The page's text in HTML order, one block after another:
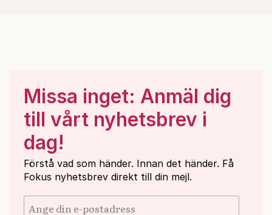
Missa inget: Anmäl dig
till vårt nyhetsbrev i
dag!
Förstå vad som händer. Innan det händer. Få
Fokus nyhetsbrev direkt till din mejl.